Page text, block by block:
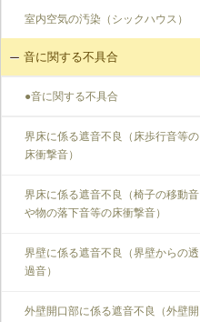
室内空気の汚染（シックハウス）
音に関する不具合
●音に関する不具合
界床に係る遮音不良（床歩行音等の
床衝撃音）
界床に係る遮音不良（椅子の移動音
や物の落下音等の床衝撃音）
界壁に係る遮音不良（界壁からの透
過音）
外壁開口部に係る遮音不良（外壁開